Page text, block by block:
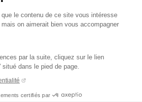
le contenu de ce site vous intéresse
on aimerait bien vous accompagner
par la suite, cliquez sur le lien
dans le pied de page.
certifiés par